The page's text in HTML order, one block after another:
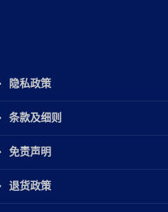
隐私政策
条款及细则
免责声明
退货政策